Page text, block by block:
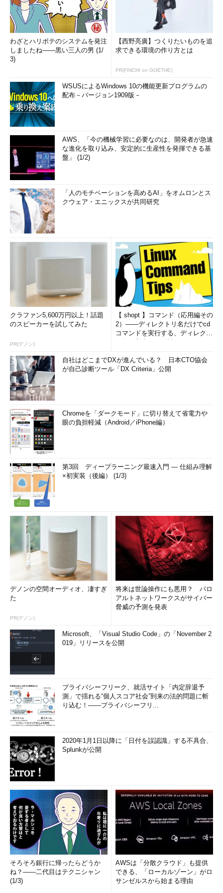
わざとハリボテのシステムを発注
しましたね――黒い三人の男 (1/
3)
【西野亮廣】つくりたいものを追
求できる環境の作り方とは
PR(FINCHI on GOETHE)
WSUSによるWindows 10の機能更新プログラムの
配布－バージョン1909版－
AWS、「今の機械学習に必要なのは、開発者が急速
な進化を取り込み、安定的に生産性を発揮できる基
盤」 (1/2)
「人のモチベーションを高めるAI」をオムロンとス
クウェア・エニックスが共同研究
クラファン5,600万円以上！話題
のスピーカーを試してみた
PR(デノン)
【 shopt 】コマンド（応用編その
2）――ディレクトリ名だけでcd
コマンドを実行する、ディレクト
自社はどこまでDXが進んでいる？ 日本CTO協会
が自己診断ツール「DX Criteria」公開
Chromeを「ダークモード」に切り替えて省電力や
眼の負担軽減（Android／iPhone編）
第3回 ディープラーニング最速入門 ― 仕組み理解
×初実装（後編） (1/3)
デノンの空間オーディオ、凄すぎ
た
PR(デノン)
将来は世論操作にも悪用？ パロ
アルトネットワークスがサイバー
脅威の予測を発表
Microsoft、「Visual Studio Code」の「November 2
019」リリースを公開
プライバシーフリーク、就活サイト「内定辞退予
測」で揺れる“個人スコア社会”到来の法的問題に斬
り込む！――プライバシーフリ...
2020年1月1日以降に「日付を誤認識」する不具合、
Splunkが公開
そろそろ銀行に帰ったらどうか
ね？――二代目はテクニシャン
(1/3)
AWSは「分散クラウド」も提供
できる、「ローカルゾーン」がロ
サンゼルスから始まる理由